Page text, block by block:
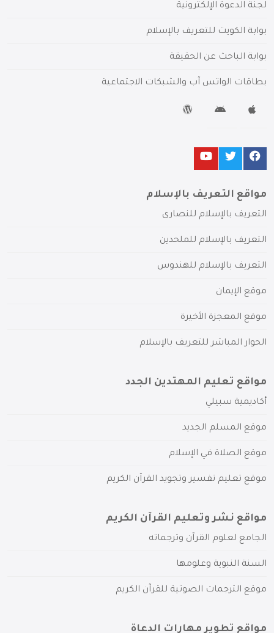
لجنة الدعوة الإلكترونية
بوابة الكويت للتعريف بالإسلام
بوابة الباحث عن الحقيقة
بطاقات الواتس آب والشبكات الاجتماعية
مواقع التعريف بالإسلام
التعريف بالإسلام للنصارى
التعريف بالإسلام للملحدين
التعريف بالإسلام للهندوس
موقع الإيمان
موقع المعجزة الأخيرة
الحوار المباشر للتعريف بالإسلام
مواقع تعليم المهتدين الجدد
أكاديمية سبيلي
موقع المسلم الجديد
موقع الصلاة في الإسلام
موقع تعليم تفسير وتجويد القرآن الكريم
مواقع نشر وتعليم القرآن الكريم
الجامع لعلوم القرآن وترجماته
السنة النبوية وعلومها
موقع الترجمات الصوتية للقرآن الكريم
مواقع تطوير مهارات الدعاة